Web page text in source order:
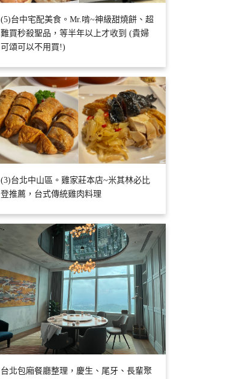
(5)台中宅配美食。Mr.啃~神級甜燒餅、超
難買秒殺聖品，等半年以上才收到 (貴婦
可頌可以不用買!)
(3)台北中山區。雞家莊本店~米其林必比
登推薦，台式傳統雞肉料理
台北包廂餐廳整理，慶生、尾牙、長輩聚